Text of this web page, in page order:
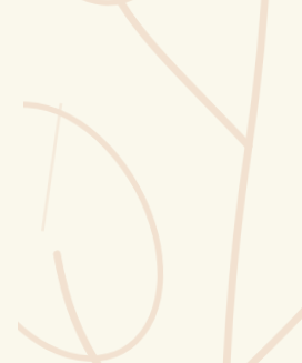
Gartenplaner
Challenges
Wusstest du?
Sammlungen
Selber machen